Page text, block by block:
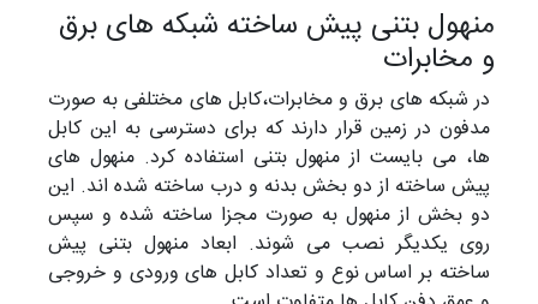
منهول بتنی پیش ساخته شبکه های برق
و مخابرات
در شبکه های برق و مخابرات،کابل های مختلفی به صورت
مدفون در زمین قرار دارند که برای دسترسی به این کابل
ها، می بایست از منهول بتنی استفاده کرد. منهول های
پیش ساخته از دو بخش بدنه و درب ساخته شده اند. این
دو بخش از منهول به صورت مجزا ساخته شده و سپس
روی یکدیگر نصب می شوند. ابعاد منهول بتنی پیش
ساخته بر اساس نوع و تعداد کابل های ورودی و خروجی